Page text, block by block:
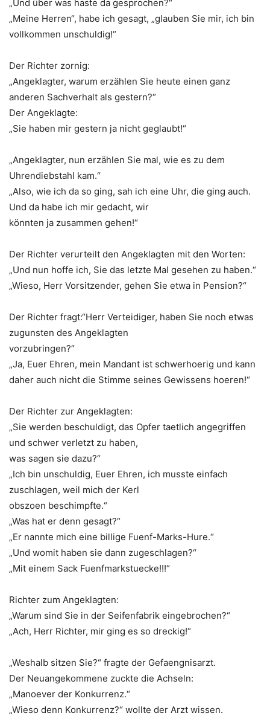
„Und über was haste da gesprochen?“
„Meine Herren“, habe ich gesagt, „glauben Sie mir, ich bin
vollkommen unschuldig!“
Der Richter zornig:
„Angeklagter, warum erzählen Sie heute einen ganz
anderen Sachverhalt als gestern?“
Der Angeklagte:
„Sie haben mir gestern ja nicht geglaubt!“
„Angeklagter, nun erzählen Sie mal, wie es zu dem
Uhrendiebstahl kam.“
„Also, wie ich da so ging, sah ich eine Uhr, die ging auch.
Und da habe ich mir gedacht, wir
könnten ja zusammen gehen!“
Der Richter verurteilt den Angeklagten mit den Worten:
„Und nun hoffe ich, Sie das letzte Mal gesehen zu haben.“
„Wieso, Herr Vorsitzender, gehen Sie etwa in Pension?“
Der Richter fragt:“Herr Verteidiger, haben Sie noch etwas
zugunsten des Angeklagten
vorzubringen?“
„Ja, Euer Ehren, mein Mandant ist schwerhoerig und kann
daher auch nicht die Stimme seines Gewissens hoeren!“
Der Richter zur Angeklagten:
„Sie werden beschuldigt, das Opfer taetlich angegriffen
und schwer verletzt zu haben,
was sagen sie dazu?“
„Ich bin unschuldig, Euer Ehren, ich musste einfach
zuschlagen, weil mich der Kerl
obszoen beschimpfte.“
„Was hat er denn gesagt?“
„Er nannte mich eine billige Fuenf-Marks-Hure.“
„Und womit haben sie dann zugeschlagen?“
„Mit einem Sack Fuenfmarkstuecke!!!“
Richter zum Angeklagten:
„Warum sind Sie in der Seifenfabrik eingebrochen?“
„Ach, Herr Richter, mir ging es so dreckig!“
„Weshalb sitzen Sie?“ fragte der Gefaengnisarzt.
Der Neuangekommene zuckte die Achseln:
„Manoever der Konkurrenz.“
„Wieso denn Konkurrenz?“ wollte der Arzt wissen.